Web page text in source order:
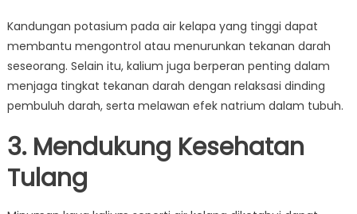
Kandungan potasium pada air kelapa yang tinggi dapat
membantu mengontrol atau menurunkan tekanan darah
seseorang. Selain itu, kalium juga berperan penting dalam
menjaga tingkat tekanan darah dengan relaksasi dinding
pembuluh darah, serta melawan efek natrium dalam tubuh.
3. Mendukung Kesehatan
Tulang